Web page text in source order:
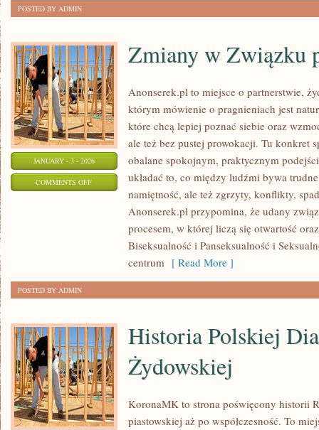
POSTED BY ADMIN
JANUARY - 3 - 2026
COMMENTS OFFON
Zmiany w Związku
Anonserek.pl to miejsce o partnerstwie,
którym mówienie o pragnieniach jest
które chcą lepiej poznać siebie oraz
ale też bez pustej prowokacji. Tu konkret
obalane spokojnym, praktycznym
układać to, co między ludźmi bywa
namiętność, ale też zgrzyty, konflikty,
Anonserek.pl przypomina, że udany
procesem, w której liczą się otwartość
Biseksualność i Panseksualność i
centrum [ Read More ]
POSTED BY ADMIN
Historia Polskiej
Żydowskiej
KoronaMK to strona poświęcony historii
piastowskiej aż po współczesność. To